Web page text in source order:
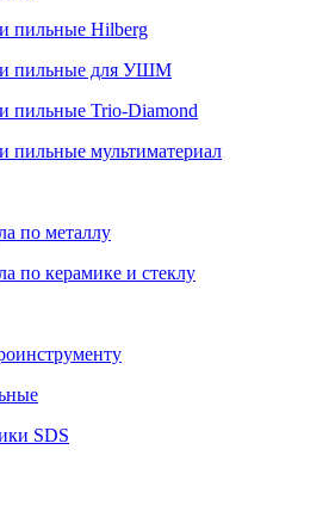
пильные Hilberg
пильные для УШМ
пильные Trio-Diamond
пильные мультиматериал
по металлу
по керамике и стеклу
SDS